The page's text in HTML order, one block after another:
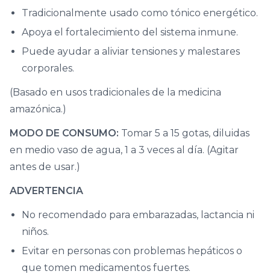
Tradicionalmente usado como tónico energético.
Apoya el fortalecimiento del sistema inmune.
Puede ayudar a aliviar tensiones y malestares
corporales.
(Basado en usos tradicionales de la medicina
amazónica.)
MODO DE CONSUMO: Tomar 5 a 15 gotas, diluidas
en medio vaso de agua, 1 a 3 veces al día. (Agitar
antes de usar.)
ADVERTENCIA
No recomendado para embarazadas, lactancia ni
niños.
Evitar en personas con problemas hepáticos o
que tomen medicamentos fuertes.